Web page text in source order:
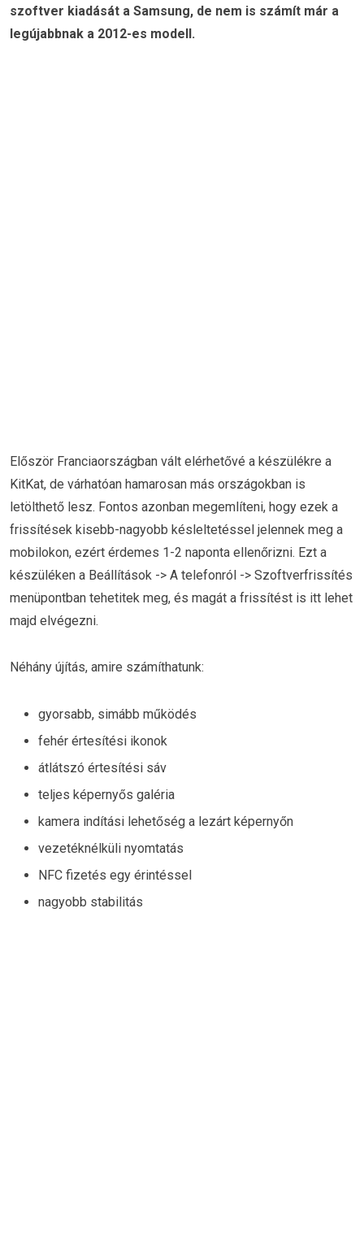
szoftver kiadását a Samsung, de nem is számít már a
legújabbnak a 2012-es modell.
Először Franciaországban vált elérhetővé a készülékre a
KitKat, de várhatóan hamarosan más országokban is
letölthető lesz. Fontos azonban megemlíteni, hogy ezek a
frissítések kisebb-nagyobb késleltetéssel jelennek meg a
mobilokon, ezért érdemes 1-2 naponta ellenőrizni. Ezt a
készüléken a Beállítások -> A telefonról -> Szoftverfrissítés
menüpontban tehetitek meg, és magát a frissítést is itt lehet
majd elvégezni.
Néhány újítás, amire számíthatunk:
gyorsabb, simább működés
fehér értesítési ikonok
átlátszó értesítési sáv
teljes képernyős galéria
kamera indítási lehetőség a lezárt képernyőn
vezetéknélküli nyomtatás
NFC fizetés egy érintéssel
nagyobb stabilitás